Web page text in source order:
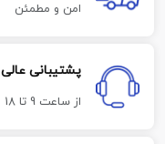
امن و مطمئن
پشتیبانی عالی
از ساعت 9 تا 18